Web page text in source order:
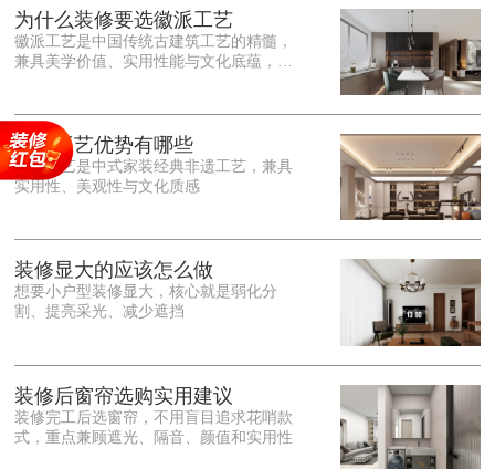
为什么装修要选徽派工艺
徽派工艺是中国传统古建筑工艺的精髓，
兼具美学价值、实用性能与文化底蕴，优
雕细琢的砖、木、石雕为特色，线条古朴
大气，意境悠远，自带东方中式雅致韵
味，耐看且不易过时。<o:p></o:p> 在工
艺品质上，徽派工艺遵循古法匠心工序，
保耐用，抗风化、耐腐蚀，使用
徽派工艺优势有哪些
徽派工艺是中式家装经典非遗工艺，兼具
实用性、美观性与文化质感
装修显大的应该怎么做
想要小户型装修显大，核心就是弱化分
割、提亮采光、减少遮挡
装修后窗帘选购实用建议
装修完工后选窗帘，不用盲目追求花哨款
式，重点兼顾遮光、隔音、颜值和实用性